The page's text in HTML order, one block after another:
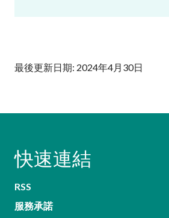
最後更新日期: 2024年4月30日
快速連結
RSS
服務承諾